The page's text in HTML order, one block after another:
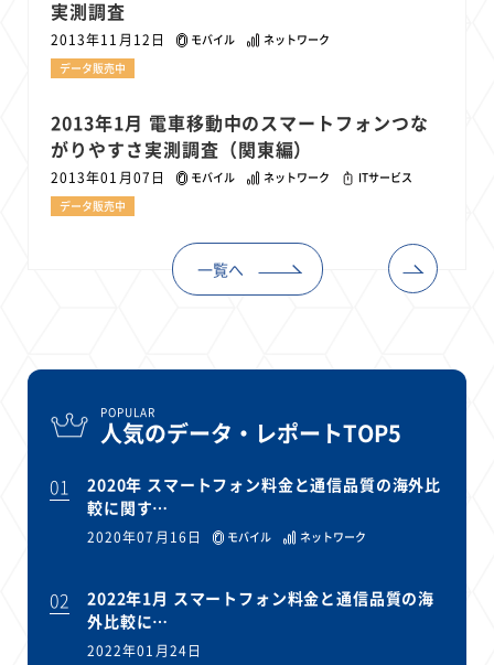
実測調査
2013年11月12日 モバイル
ネットワーク
データ販売中
2013年1月 電車移動中のスマートフォンつな
がりやすさ実測調査（関東編）
2013年01月07日 モバイル ネットワーク
ITサービス
データ販売中
一覧へ
POPULAR
人気のデータ・レポートTOP5
01
2020年 スマートフォン料金と通信品質の海外比
較に関す…
2020年07月16日 モバイル ネットワーク
02
2022年1月 スマートフォン料金と通信品質の海
外比較に…
2022年01月24日